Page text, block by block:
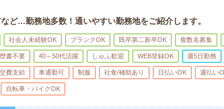
ど…勤務地多数！通いやすい勤務地をご紹介します。
社会人未経験OK ブランクOK 既卒第二新卒OK 複数名募集
書不要 40～50代活躍 しゅふ歓迎 WEB登録OK 週5日勤務
交費支給 車通勤可 制服 社食/補助あり 日払いOK 週払い
自転車・バイクOK